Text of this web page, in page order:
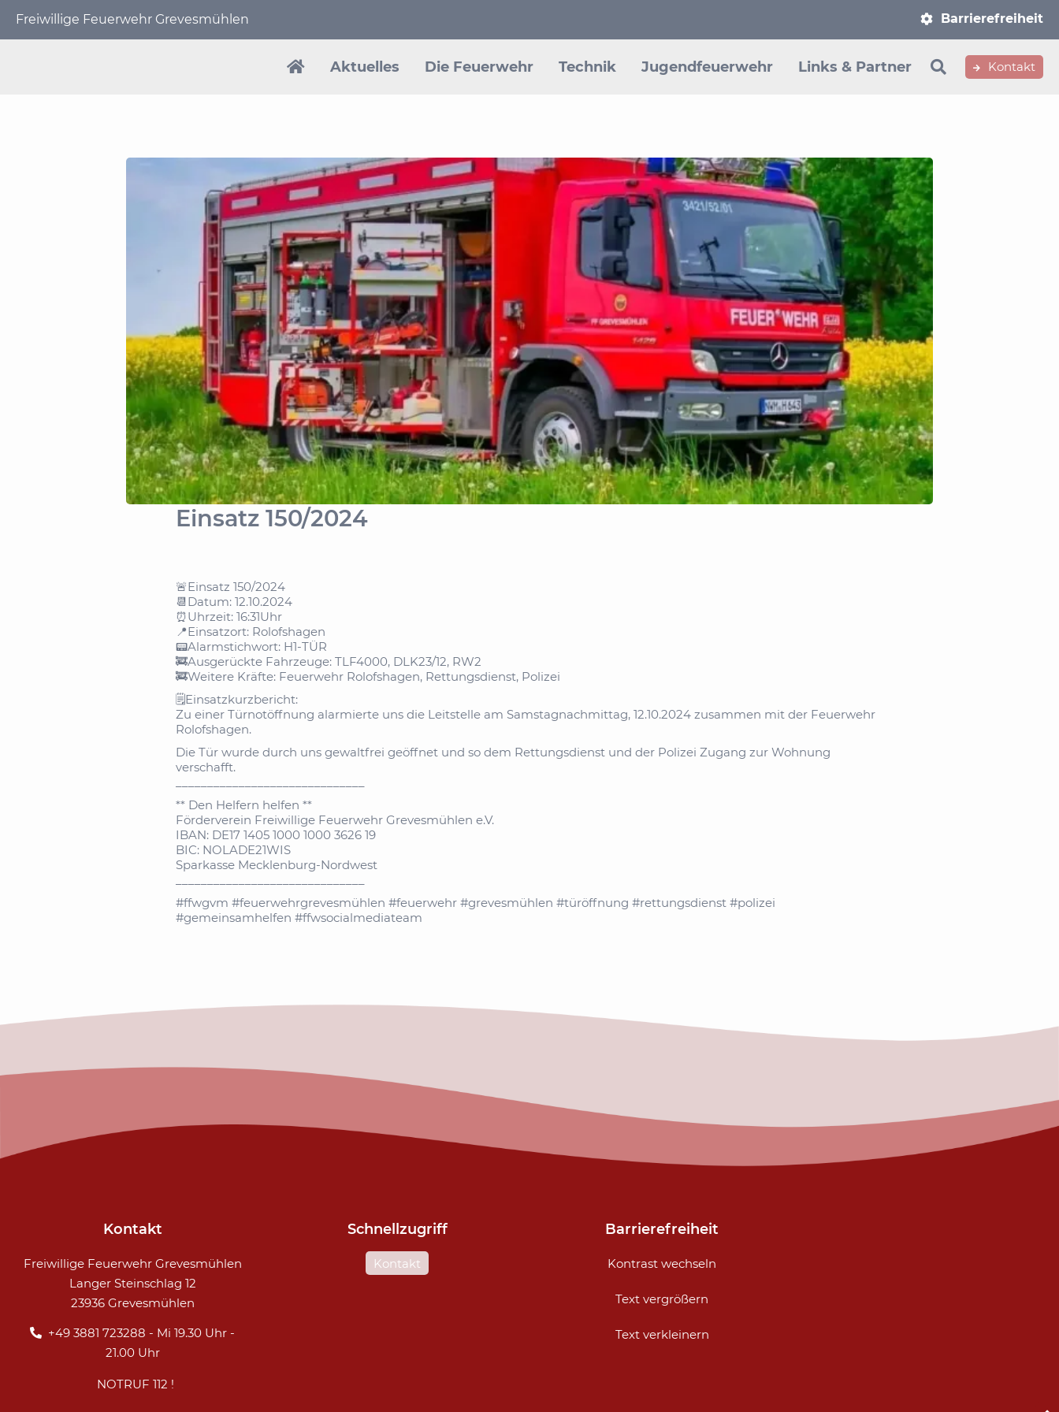
Freiwillige Feuerwehr Grevesmühlen
überspringen
Barrierefreiheit
überspringen
Aktuelles Die Feuerwehr Technik Jugendfeuerwehr Links & Partner Kontakt
Einsatz 150/2024
🚨Einsatz 150/2024
📆Datum: 12.10.2024
⏰Uhrzeit: 16:31Uhr
📍Einsatzort: Rolofshagen
📟Alarmstichwort: H1-TÜR
🚒Ausgerückte Fahrzeuge: TLF4000, DLK23/12, RW2
🚒Weitere Kräfte: Feuerwehr Rolofshagen, Rettungsdienst, Polizei
🗒️Einsatzkurzbericht:
Zu einer Türnotöffnung alarmierte uns die Leitstelle am Samstagnachmittag, 12.10.2024 zusammen mit der Feuerwehr
Rolofshagen.
Die Tür wurde durch uns gewaltfrei geöffnet und so dem Rettungsdienst und der Polizei Zugang zur Wohnung
verschafft.
** Den Helfern helfen **
Förderverein Freiwillige Feuerwehr Grevesmühlen e.V.
IBAN: DE17 1405 1000 1000 3626 19
BIC: NOLADE21WIS
Sparkasse Mecklenburg-Nordwest
#ffwgvm #feuerwehrgrevesmühlen #feuerwehr #grevesmühlen #türöffnung #rettungsdienst #polizei
#gemeinsamhelfen #ffwsocialmediateam
Kontakt
Freiwillige Feuerwehr Grevesmühlen
Langer Steinschlag 12
23936 Grevesmühlen
+49 3881 723288 - Mi 19.30 Uhr -
21.00 Uhr
NOTRUF 112 !
Schnellzugriff
Kontakt
Barrierefreiheit
Kontrast wechseln
Text vergrößern
Text verkleinern